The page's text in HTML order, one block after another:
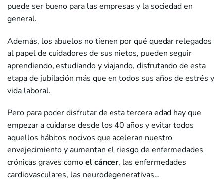
puede ser bueno para las empresas y la sociedad en
general.
Además, los abuelos no tienen por qué quedar relegados
al papel de cuidadores de sus nietos, pueden seguir
aprendiendo, estudiando y viajando, disfrutando de esta
etapa de jubilación más que en todos sus años de estrés y
vida laboral.
Pero para poder disfrutar de esta tercera edad hay que
empezar a cuidarse desde los 40 años y evitar todos
aquellos hábitos nocivos que aceleran nuestro
envejecimiento y aumentan el riesgo de enfermedades
crónicas graves comoel cáncer, las enfermedades
cardiovasculares, las neurodegenerativas…